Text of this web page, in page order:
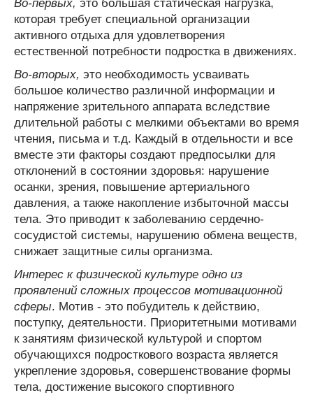
Во-первых, это большая статическая нагрузка,
которая требует специальной организации
активного отдыха для удовлетворения
естественной потребности подростка в движениях.
Во-вторых, это необходимость усваивать
большое количество различной информации и
напряжение зрительного аппарата вследствие
длительной работы с мелкими объектами во время
чтения, письма и т.д. Каждый в отдельности и все
вместе эти факторы создают предпосылки для
отклонений в состоянии здоровья: нарушение
осанки, зрения, повышение артериального
давления, а также накопление избыточной массы
тела. Это приводит к заболеванию сердечно-
сосудистой системы, нарушению обмена веществ,
снижает защитные силы организма.
Интерес к физической культуре одно из
проявлений сложных процессов мотивационной
сферы. Мотив - это побудитель к действию,
поступку, деятельности. Приоритетными мотивами
к занятиям физической культурой и спортом
обучающихся подросткового возраста является
укрепление здоровья, совершенствование формы
тела, достижение высокого спортивного